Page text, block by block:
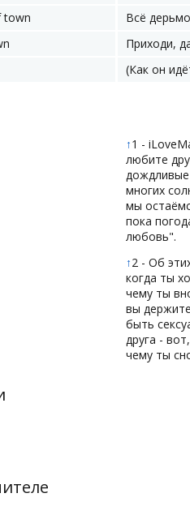
town
Всё
Приходи,
(Как он
↑1 -
любите
дождливые
многих
мы
пока
любовь".
↑2 - Об
когда ты
чему ты
вы
быть
друга -
чему ты